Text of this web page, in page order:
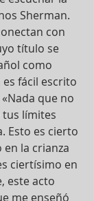
Sherman.
con
título se
como
es fácil escrito
que no
tus límites
Esto es cierto
la crianza
ciertísimo en
este acto
me enseñó